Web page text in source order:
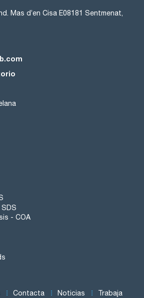
Mas d’en Cisa E08181 Sentmenat,
- COA
Contacta Noticias
Trabaja